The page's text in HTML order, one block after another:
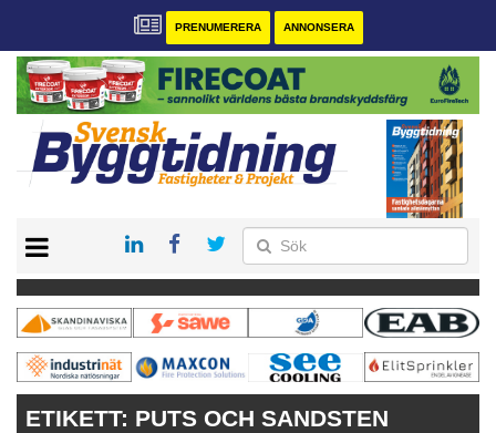
PRENUMERERA ANNONSERA
PRENUMERERA
VÅRA ANDRA MAGASIN
ANNONSERA
KONTAKT
ETIKETT: PUTS OCH SANDSTEN